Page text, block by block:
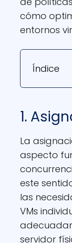
cómo
entornos
Índice
1.
La
aspecto
este
las
VMs
servidor